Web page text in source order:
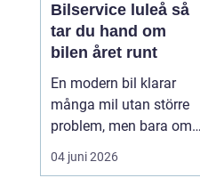
Bilservice luleå så
tar du hand om
bilen året runt
En modern bil klarar
många mil utan större
problem, men bara om
service och underhåll
sköts i tid. I ett klimat
04 juni 2026